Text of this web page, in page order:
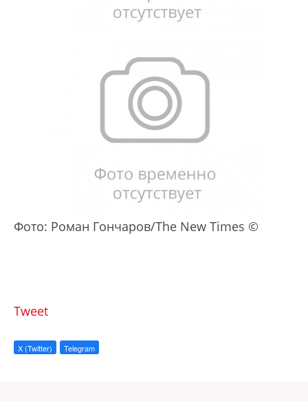
Фото: Роман Гончаров/The New Times ©
Tweet
X (Twitter) Telegram